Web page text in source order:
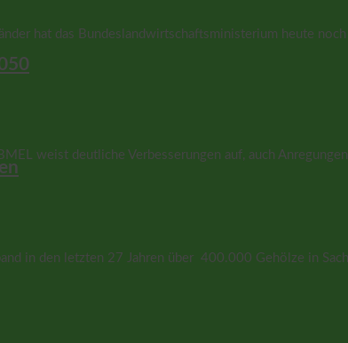
hat das Bundeslandwirtschaftsministerium heute
weist deutliche Verbesserungen auf, auch
in den letzten 27 Jahren über 400.000 Gehölze in